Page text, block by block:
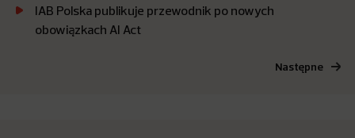
IAB Polska publikuje przewodnik po nowych
obowiązkach AI Act
Następne